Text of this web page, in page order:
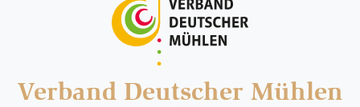
Verband Deutscher Mühlen